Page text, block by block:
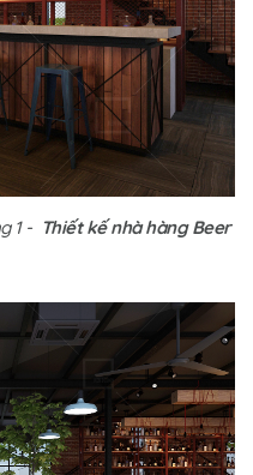
1 - Thiết kế nhà hàng Beer